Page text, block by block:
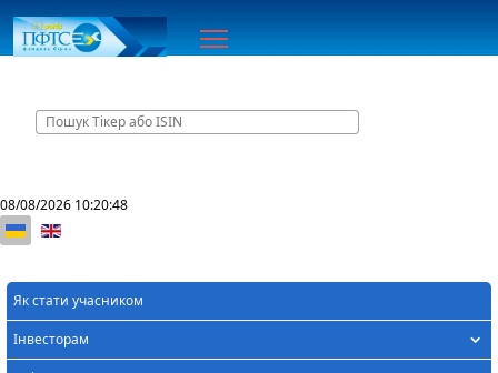
08/08/2026 10:20:48
Оберіть свою мову
Як стати учасником
Інвесторам